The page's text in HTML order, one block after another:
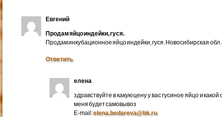
Евгений
Продам яйцо индейки, гуся.
Продам инкубационное яйцо индейки, гуся. Новосибирская
Ответить
елена
здравствуйте в какую цену у вас гусиное яйцо и
меня будет самовывоз
E-mail:elena.bedareva@bk.ru